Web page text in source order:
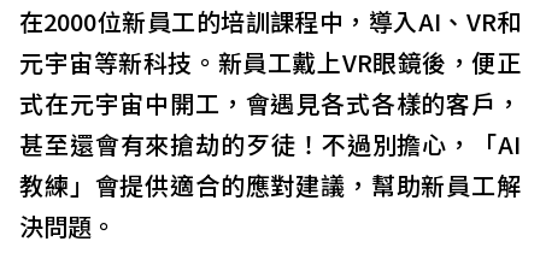
在2000位新員工的培訓課程中，導入AI、VR和
元宇宙等新科技。新員工戴上VR眼鏡後，便正
式在元宇宙中開工，會遇見各式各樣的客戶，
甚至還會有來搶劫的歹徒！不過別擔心，「AI
教練」會提供適合的應對建議，幫助新員工解
決問題。